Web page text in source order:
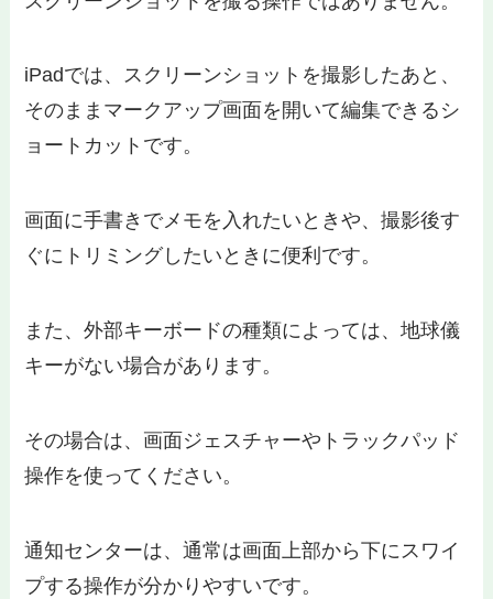
iPadでは、スクリーンショットを撮影したあと、
そのままマークアップ画面を開いて編集できるシ
ョートカットです。
画面に手書きでメモを入れたいときや、撮影後す
ぐにトリミングしたいときに便利です。
また、外部キーボードの種類によっては、地球儀
キーがない場合があります。
その場合は、画面ジェスチャーやトラックパッド
操作を使ってください。
通知センターは、通常は画面上部から下にスワイ
プする操作が分かりやすいです。